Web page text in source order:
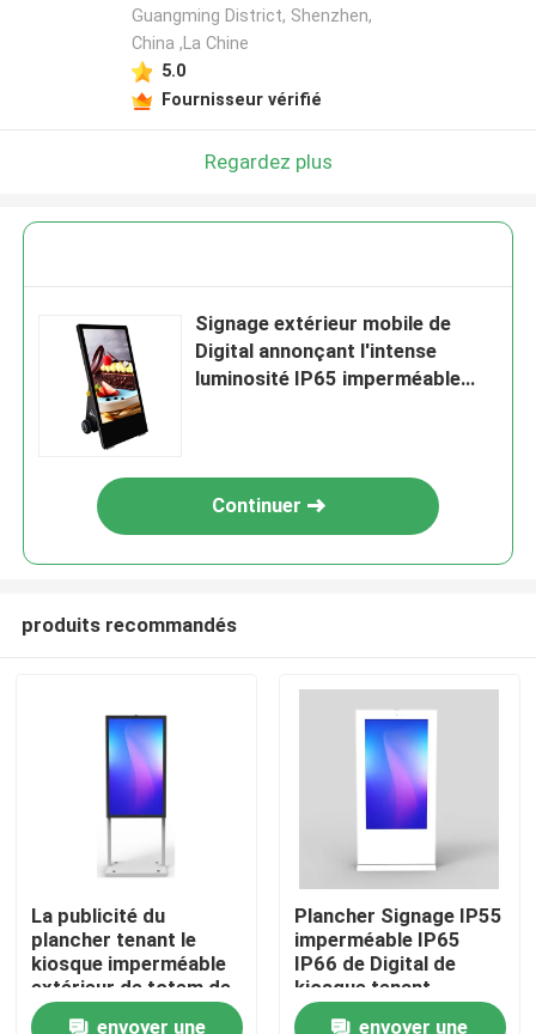
Maison
Des produits
Vidéos
Guangming District, Shenzhen,
China ,La Chine
5.0
Fournisseur vérifié
Regardez plus
Signage extérieur mobile de
Digital annonçant l'intense
luminosité IP65 imperméable
Continuer
produits recommandés
La publicité du
plancher tenant le
kiosque imperméable
extérieur de totem de
Signage de Digital
envoyer une
Plancher Signage IP55
imperméable IP65
IP66 de Digital de
kiosque tenant
d'affichage à cristaux
envoyer une